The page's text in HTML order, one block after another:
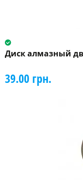
Диск алмазный
39.00 грн.